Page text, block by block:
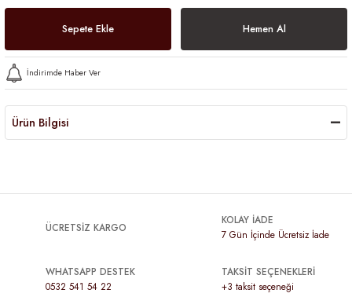
Sepete Ekle Hemen Al
İndirimde Haber Ver
Ürün Bilgisi
ÜCRETSİZ KARGO
KOLAY İADE
7 Gün İçinde Ücretsiz İade
WHATSAPP DESTEK
0532 541 54 22
TAKSİT SEÇENEKLERİ
+3 taksit seçeneği